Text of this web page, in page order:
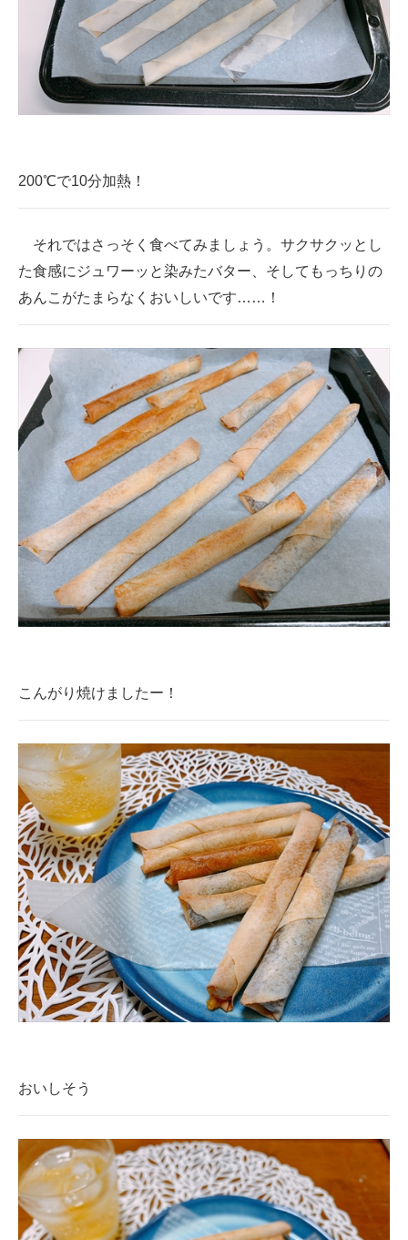
200℃で10分加熱！
それではさっそく食べてみましょう。サクサクッとし
た食感にジュワーッと染みたバター、そしてもっちりの
あんこがたまらなくおいしいです……！
こんがり焼けましたー！
おいしそう